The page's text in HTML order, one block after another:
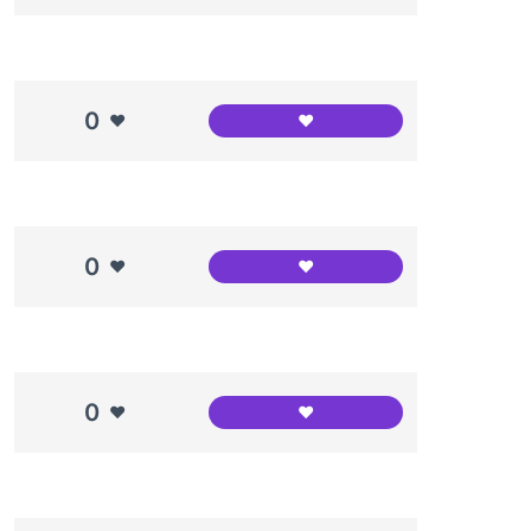
0 ❤️ ❤️Canòdrom en construcció
0 ❤️ ❤️Canòdrom Meridiana
0 ❤️ ❤️Entrevista al Jesús